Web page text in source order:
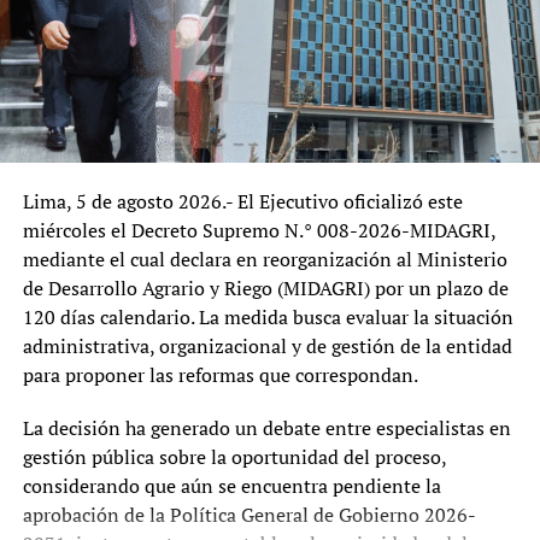
Gobierno que asumió funciones el 28 de julio de 2026.
De confirmarse los hechos descritos, el caso podría
reabrir el debate sobre los límites de la discrecionalidad
política en la administración pública y el respeto a los
cargos cuyo período y causales de remoción se
encuentran expresamente regulados por ley.
Desde una perspectiva institucional, el episodio plantea
interrogantes sobre la relación entre el Poder Ejecutivo y
los organismos técnicos especializados. Si bien todo
gobierno tiene la potestad de definir prioridades y
conformar equipos en los cargos de confianza, los
organismos cuyos titulares cuentan con mandatos
legales buscan precisamente garantizar continuidad,
políticos. Cualquier intento de apartar a estos
funcionarios fuera del procedimiento establecido podría
generar cuestionamientos sobre la seguridad jurídica y la
independencia institucional.
Lima, 5 de agosto 2026.- El Ejecutivo oficializó este
miércoles el Decreto Supremo N.° 008-2026-MIDAGRI,
mediante el cual declara en reorganización al Ministerio
de Desarrollo Agrario y Riego (MIDAGRI) por un plazo de
120 días calendario. La medida busca evaluar la situación
administrativa, organizacional y de gestión de la entidad
para proponer las reformas que correspondan.
La decisión ha generado un debate entre especialistas en
gestión pública sobre la oportunidad del proceso,
considerando que aún se encuentra pendiente la
aprobación de la Política General de Gobierno 2026-